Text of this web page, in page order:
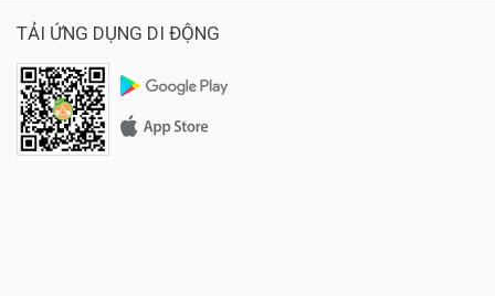
TẢI ỨNG DỤNG DI ĐỘNG